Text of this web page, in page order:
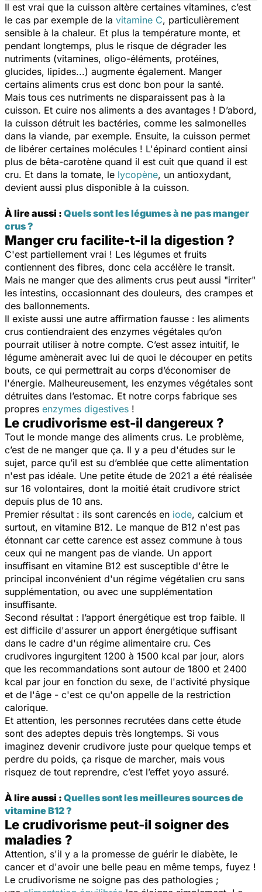
Il est vrai que la cuisson altère certaines vitamines, c’est
le cas par exemple de la vitamine C, particulièrement
sensible à la chaleur. Et plus la température monte, et
pendant longtemps, plus le risque de dégrader les
nutriments (vitamines, oligo-éléments, protéines,
glucides, lipides...) augmente également. Manger
certains aliments crus est donc bon pour la santé.
Mais tous ces nutriments ne disparaissent pas à la
cuisson. Et cuire nos aliments a des avantages ! D’abord,
la cuisson détruit les bactéries, comme les salmonelles
dans la viande, par exemple. Ensuite, la cuisson permet
de libérer certaines molécules ! L'épinard contient ainsi
plus de bêta-carotène quand il est cuit que quand il est
cru. Et dans la tomate, le lycopène, un antioxydant,
devient aussi plus disponible à la cuisson.
À lire aussi : Quels sont les légumes à ne pas manger
crus ?
Manger cru facilite-t-il la digestion ?
C'est partiellement vrai ! Les légumes et fruits
contiennent des fibres, donc cela accélère le transit.
Mais ne manger que des aliments crus peut aussi "irriter"
les intestins, occasionnant des douleurs, des crampes et
des ballonnements.
Il existe aussi une autre affirmation fausse : les aliments
crus contiendraient des enzymes végétales qu’on
pourrait utiliser à notre compte. C’est assez intuitif, le
légume amènerait avec lui de quoi le découper en petits
bouts, ce qui permettrait au corps d’économiser de
l'énergie. Malheureusement, les enzymes végétales sont
détruites dans l’estomac. Et notre corps fabrique ses
propres enzymes digestives !
Le crudivorisme est-il dangereux ?
Tout le monde mange des aliments crus. Le problème,
c’est de ne manger que ça. Il y a peu d'études sur le
sujet, parce qu’il est su d’emblée que cette alimentation
n'est pas idéale. Une petite étude de 2021 a été réalisée
sur 16 volontaires, dont la moitié était crudivore strict
depuis plus de 10 ans.
Premier résultat : ils sont carencés en iode, calcium et
surtout, en vitamine B12. Le manque de B12 n'est pas
étonnant car cette carence est assez commune à tous
ceux qui ne mangent pas de viande. Un apport
insuffisant en vitamine B12 est susceptible d'être le
principal inconvénient d'un régime végétalien cru sans
supplémentation, ou avec une supplémentation
insuffisante.
Second résultat : l’apport énergétique est trop faible. Il
est difficile d'assurer un apport énergétique suffisant
dans le cadre d'un régime alimentaire cru. Ces
crudivores ingurgitent 1200 à 1500 kcal par jour, alors
que les recommandations sont autour de 1800 et 2400
kcal par jour en fonction du sexe, de l'activité physique
et de l'âge - c'est ce qu'on appelle de la restriction
calorique.
Et attention, les personnes recrutées dans cette étude
sont des adeptes depuis très longtemps. Si vous
imaginez devenir crudivore juste pour quelque temps et
perdre du poids, ça risque de marcher, mais vous
risquez de tout reprendre, c’est l’effet yoyo assuré.
À lire aussi : Quelles sont les meilleures sources de
vitamine B12 ?
Le crudivorisme peut-il soigner des
maladies ?
Attention, s'il y a la promesse de guérir le diabète, le
cancer et d'avoir une belle peau en même temps, fuyez !
Le crudivorisme ne soigne pas des pathologies ;